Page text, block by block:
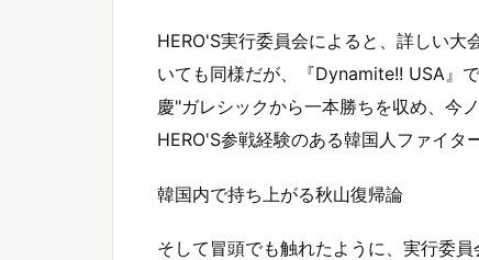
HERO'S実行委員会によると、詳しい
いても同様だが、『Dynamite!! USA』
慶"ガレシックから一本勝ちを収め、今
HERO'S参戦経験のある韓国人ファイタ
韓国内で持ち上がる秋山復帰論
そして冒頭でも触れたように、実行委